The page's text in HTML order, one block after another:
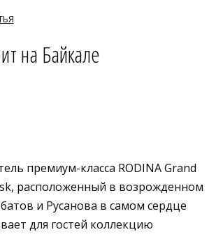
на Байкале
премиум-класса RODINA Grand
расположенный в возрожденном
и Русанова в самом сердце
для гостей коллекцию